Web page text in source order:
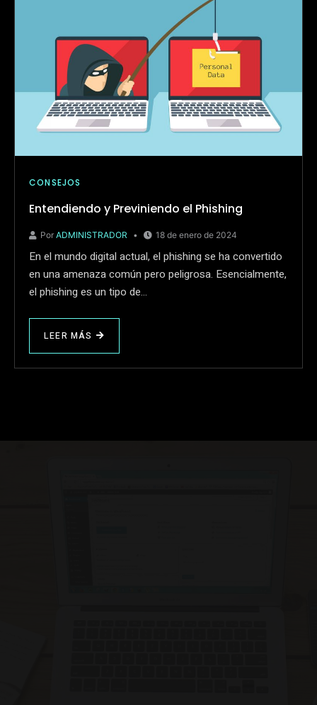
CONSEJOS
Entendiendo y Previniendo el Phishing
Por ADMINISTRADOR 18 de enero de 2024
En el mundo digital actual, el phishing se ha convertido
en una amenaza común pero peligrosa. Esencialmente,
el phishing es un tipo de…
LEER MÁS